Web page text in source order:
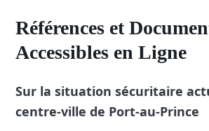
Références et
Accessibles en Ligne
Sur la situation sécuritaire
centre-ville de Port-au-Prince